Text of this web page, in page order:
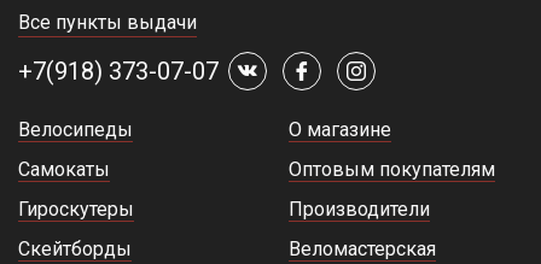
Все пункты выдачи
+7(918) 373-07-07
Велосипеды
Самокаты
Гироскутеры
Скейтборды
О магазине
Оптовым покупателям
Производители
Веломастерская